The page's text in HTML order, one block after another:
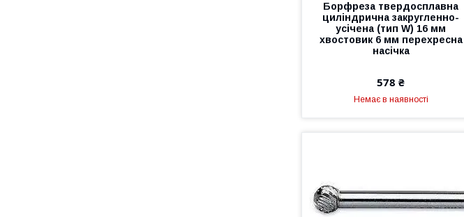
Борфреза твердосплавна
циліндрична закругленно-
усічена (тип W) 16 мм
хвостовик 6 мм перехресна
насічка
578 ₴
Немає в наявності